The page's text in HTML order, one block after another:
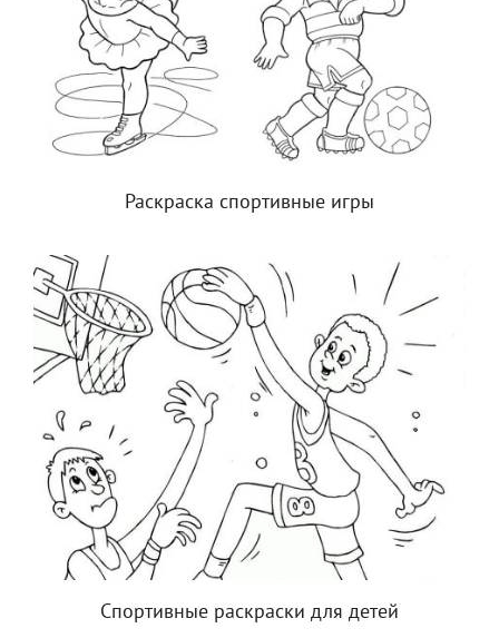
Раскраска спортивные игры
Спортивные раскраски для детей